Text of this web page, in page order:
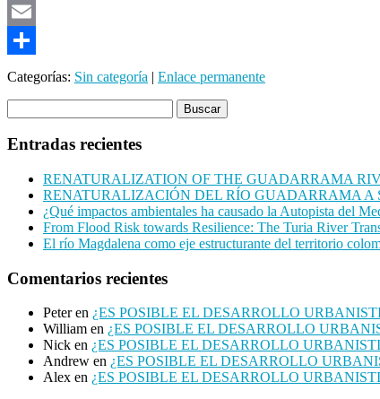
Mastodon
Email
Compartir
Categorías: Sin categoría | Enlace permanente
Entradas recientes
RENATURALIZATION OF THE GUADARRAMA
RENATURALIZACIÓN DEL RÍO GUADARRAMA A
¿Qué impactos ambientales ha causado la Autopista del
From Flood Risk towards Resilience: The Turia River
El río Magdalena como eje estructurante del territorio
Comentarios recientes
Peteren ¿ES POSIBLE EL DESARROLLO
William en ¿ES POSIBLE EL DESARROLLO
Nick en ¿ES POSIBLE EL DESARROLLO
Andrew en ¿ES POSIBLE EL DESARROLLO
Alex en ¿ES POSIBLE EL DESARROLLO